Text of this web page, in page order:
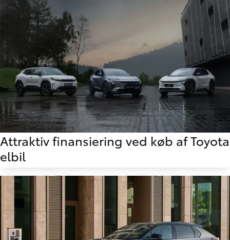
Attraktiv finansiering ved køb af Toyota
elbil